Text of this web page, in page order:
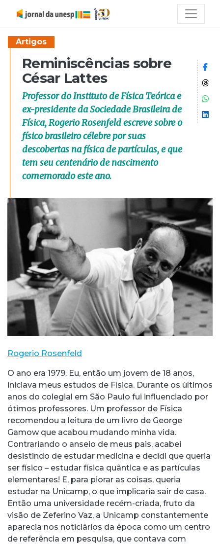
Artigos
Reminiscências sobre
César Lattes
Professor do Instituto de Física Teórica e
ex-presidente da Sociedade Brasileira de
Física, Rogerio Rosenfeld escreve sobre o
físico brasileiro célebre por suas
descobertas na física de partículas, e que
tem seu centenário de nascimento
comemorado este ano.
Rogerio Rosenfeld
O ano era 1979. Eu, então um jovem de 18 anos,
iniciava meus estudos de Física. Durante os últimos
anos do colegial em São Paulo fui influenciado por
ótimos professores. Um professor de Física
recomendou a leitura de um livro de George
Gamow que acabou mudando minha vida.
Contrariando o anseio de meus pais, acabei
desistindo de estudar medicina e decidi que queria
ser físico – estudar física quântica e as partículas
elementares! E, para piorar as coisas, queria
estudar na Unicamp, o que implicaria sair de casa.
Então uma universidade recém-criada, fruto da
visão de Zeferino Vaz, a Unicamp constantemente
aparecia nos noticiários da época como um centro
de referência em pesquisa, que contava com